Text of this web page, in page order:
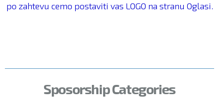
po zahtevu cemo postaviti vas LOGO na stranu Oglasi.
Sposorship Categories